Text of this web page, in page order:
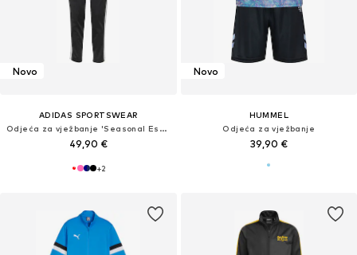
Novo
ADIDAS SPORTSWEAR
Odjeća za vježbanje 'Seasonal Essentials Tiberio'
49,90 €
+2
Novo
HUMMEL
Odjeća za vježbanje
39,90 €